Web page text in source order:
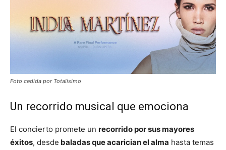
Foto cedida por Totalisimo
Un recorrido musical que emociona
El concierto promete un recorrido por sus mayores
éxitos, desde baladas que acarician el alma hasta temas